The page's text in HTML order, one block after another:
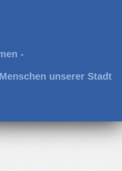
-
unserer Stadt